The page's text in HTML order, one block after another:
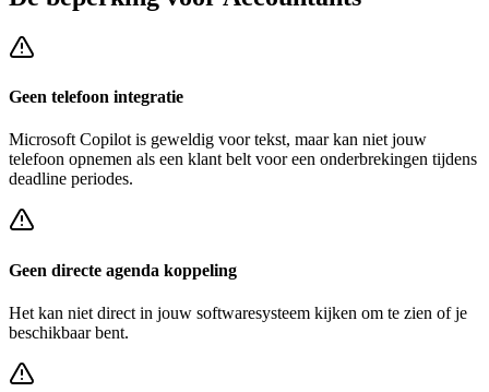
Geen telefoon integratie
Microsoft Copilotis geweldig voor tekst, maar kan niet jouw
telefoon opnemen als een klant belt voor een onderbrekingen tijdens
deadline periodes.
Geen directe agenda koppeling
Het kan niet direct in jouw softwaresysteem kijken om te zien of je
beschikbaar bent.